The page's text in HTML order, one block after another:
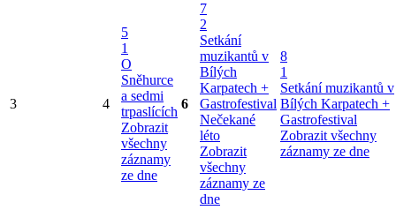
3 4
5
1
O
Sněhurce
a sedmi
trpaslících
Zobrazit
všechny
záznamy
ze dne
6
7
2
Setkání
muzikantů v
Bílých
Karpatech +
Gastrofestival
Nečekané
léto
Zobrazit
všechny
záznamy ze
dne
8
1
Setkání muzikantů v
Bílých Karpatech +
Gastrofestival
Zobrazit všechny
záznamy ze dne